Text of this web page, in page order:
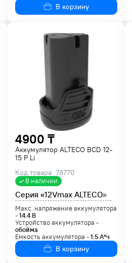
В корзину
4900 ₸
Аккумулятор ALTECO BCD 12-
15 P Li
Код товара: 78770
В наличии
Серия «12Vmax ALTECO»
Макс. напряжение аккумулятора
-14.4 В
Устройство аккумулятора -
обойма
Емкость аккумулятора -1.5А*ч
В корзину